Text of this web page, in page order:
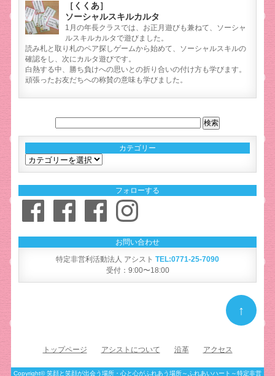
［くくあ］
ソーシャルスキルカルタ
1月の年長クラスでは、お正月遊びも兼ねて、ソーシャ
ルスキルカルタで遊びました。
読み札と取り札のペア探しゲームから始めて、ソーシャルスキルの
確認をし、次にカルタ遊びです。
白熱する中、勝ち負けへの思いとの折り合いの付け方も学びます。
頑張ったお友だちへの称賛の意味も学びました。
カテゴリー
カ
フォローする
Facebook
Facebook Facebook Instagram
お問い合わせ
特定非営利活動法人 アシスト TEL:0771-25-7090
受付：9:00〜18:00
↑
トップページ アシストについて 沿革 アクセス
Copyright©笑顔と笑顔が出会う場所・心と心がふれあう場所～ふれあいハート～特定非営